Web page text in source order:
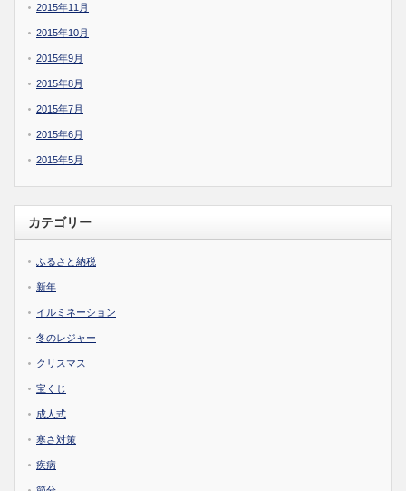
2015年11月
2015年10月
2015年9月
2015年8月
2015年7月
2015年6月
2015年5月
カテゴリー
ふるさと納税
新年
イルミネーション
冬のレジャー
クリスマス
宝くじ
成人式
寒さ対策
疾病